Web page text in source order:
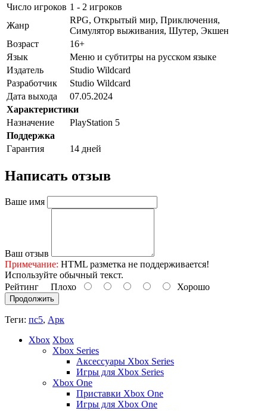
Число игроков 1 - 2 игроков
Жанр
RPG, Открытый мир, Приключения,
Симулятор выживания, Шутер, Экшен
Возраст
16+
Язык
Меню и субтитры на русском языке
Издатель
Studio Wildcard
Разработчик
Studio Wildcard
Дата выхода
07.05.2024
Характеристики
Назначение
PlayStation 5
Поддержка
Гарантия
14 дней
Написать отзыв
Ваше имя
Ваш отзыв
Примечание: HTML разметка не поддерживается!
Используйте обычный текст.
Рейтинг Плохо Хорошо
Продолжить
Теги: пс5, Арк
Xbox Xbox
Xbox Series
Аксессуары Xbox Series
Игры для Xbox Series
Xbox One
Приставки Xbox One
Игры для Xbox One